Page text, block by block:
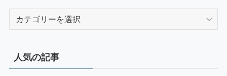
ー
人気の記事